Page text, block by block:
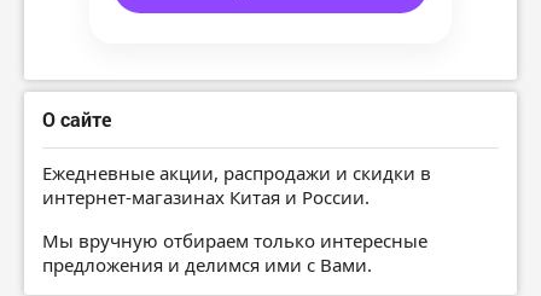
О сайте
Ежедневные акции, распродажи и скидки в
интернет-магазинах Китая и России.
Мы вручную отбираем только интересные
предложения и делимся ими с Вами.